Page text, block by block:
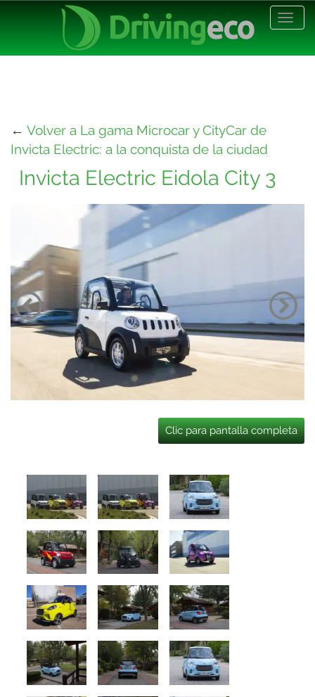
← Volver a La gama Microcar y CityCar de
Invicta Electric: a la conquista de la ciudad
Invicta Electric Eidola City 3
Clic para pantalla completa